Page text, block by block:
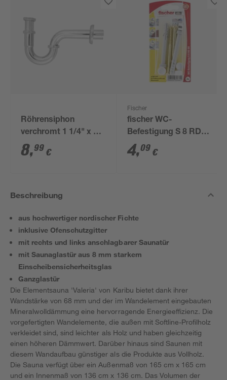
Röhrensiphon
verchromt 1 1/4" x 32
mm
8,99 €
Fischer
fischer WC-
Befestigung S 8 RD
80 2 Stück
4,09 €
Beschreibung
aus hochwertiger nordischer Fichte
inklusive Ofenschutzgitter
mit rechts und links anschlagbarer Saunatür
mit Saunaglastür aus 8 mm starkem
Einscheibensicherheitsglas
Ganzglastür
Die Elementsauna 'Valeria' von Karibu bietet dank ihrer
Wandstärke von 68 mm und der im Wandelement eingebauten
Mineralwolldämmung eine hervorragende Energieeffizienz. Die
vorgefertigten Wandelemente, die außen mit Softline-Profilholz
verkleidet sind, sind leichter als Holz und haben gleichzeitig
einen höheren Dämmwert. Darüber hinaus sind Saunen mit
diesem Wandaufbau günstiger als die Produkte aus Vollholz.
Die Sauna verfügt über ein Außenmaß von 165 cm x 165 cm
und ein Innenmaß von 136 cm x 136 cm. Das Volumen der